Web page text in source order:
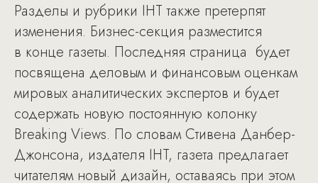
Разделы и рубрики IHT также претерпят
изменения. Бизнес-секция разместится
в конце газеты. Последняя страница будет
посвящена деловым и финансовым оценкам
мировых аналитических экспертов и будет
содержать новую постоянную колонку
Breaking Views. По словам Стивена Данбер-
Джонсона, издателя IHT, газета предлагает
читателям новый дизайн, оставаясь при этом